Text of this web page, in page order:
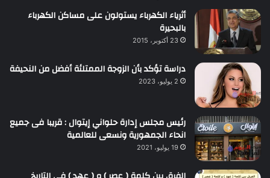
أثرياء الكهرباء يستولون على مساكن الكهرباء
بالبحيرة
23 أكتوبر، 2015
دراسة تؤكد بأن الزوجة الممتلئة أفضل من النحيفة
2 يوليو، 2023
رئيس مجلس إدارة حلواني إيتوال : قريبا فى جميع
انحاء الجمهورية ونسعى للعالمية
19 يوليو، 2021